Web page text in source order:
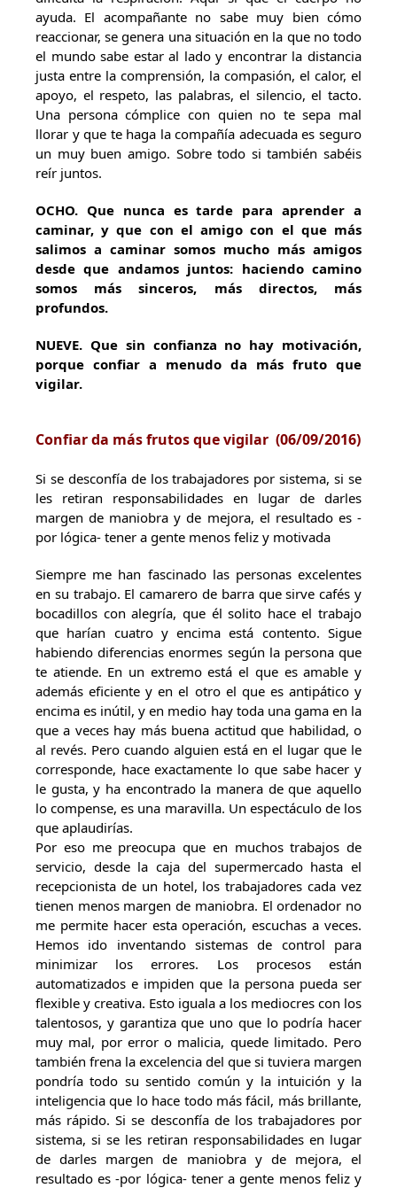
ayuda. El acompañante no sabe muy bien cómo
reaccionar, se genera una situación en la que no todo
el mundo sabe estar al lado y encontrar la distancia
justa entre la comprensión, la compasión, el calor, el
apoyo, el respeto, las palabras, el silencio, el tacto.
Una persona cómplice con quien no te sepa mal
llorar y que te haga la compañía adecuada es seguro
un muy buen amigo. Sobre todo si también sabéis
reír juntos.
OCHO. Que nunca es tarde para aprender a
caminar, y que con el amigo con el que más
salimos a caminar somos mucho más amigos
desde que andamos juntos: haciendo camino
somos más sinceros, más directos, más
profundos.
NUEVE. Que sin confianza no hay motivación,
porque confiar a menudo da más fruto que
vigilar.
Confiar da más frutos que vigilar (06/09/2016)
Si se desconfía de los trabajadores por sistema, si se
les retiran responsabilidades en lugar de darles
margen de maniobra y de mejora, el resultado es -
por lógica- tener a gente menos feliz y motivada
Siempre me han fascinado las personas excelentes
en su trabajo. El camarero de barra que sirve cafés y
bocadillos con alegría, que él solito hace el trabajo
que harían cuatro y encima está contento. Sigue
habiendo diferencias enormes según la persona que
te atiende. En un extremo está el que es amable y
además eficiente y en el otro el que es antipático y
encima es inútil, y en medio hay toda una gama en la
que a veces hay más buena actitud que habilidad, o
al revés. Pero cuando alguien está en el lugar que le
corresponde, hace exactamente lo que sabe hacer y
le gusta, y ha encontrado la manera de que aquello
lo compense, es una maravilla. Un espectáculo de los
que aplaudirías.
Por eso me preocupa que en muchos trabajos de
servicio, desde la caja del supermercado hasta el
recepcionista de un hotel, los trabajadores cada vez
tienen menos margen de maniobra. El ordenador no
me permite hacer esta operación, escuchas a veces.
Hemos ido inventando sistemas de control para
minimizar los errores. Los procesos están
automatizados e impiden que la persona pueda ser
flexible y creativa. Esto iguala a los mediocres con los
talentosos, y garantiza que uno que lo podría hacer
muy mal, por error o malicia, quede limitado. Pero
también frena la excelencia del que si tuviera margen
pondría todo su sentido común y la intuición y la
inteligencia que lo hace todo más fácil, más brillante,
más rápido. Si se desconfía de los trabajadores por
sistema, si se les retiran responsabilidades en lugar
de darles margen de maniobra y de mejora, el
resultado es -por lógica- tener a gente menos feliz y